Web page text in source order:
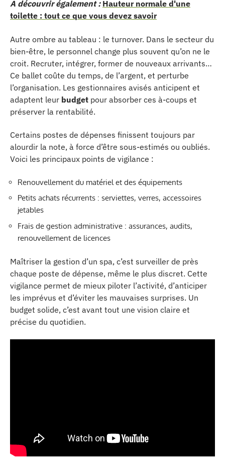
A découvrir également : Hauteur normale d'une
toilette : tout ce que vous devez savoir
Autre ombre au tableau : le turnover. Dans le secteur du
bien-être, le personnel change plus souvent qu’on ne le
croit. Recruter, intégrer, former de nouveaux arrivants…
Ce ballet coûte du temps, de l’argent, et perturbe
l’organisation. Les gestionnaires avisés anticipent et
adaptent leur budget pour absorber ces à-coups et
préserver la rentabilité.
Certains postes de dépenses finissent toujours par
alourdir la note, à force d’être sous-estimés ou oubliés.
Voici les principaux points de vigilance :
Renouvellement du matériel et des équipements
Petits achats récurrents : serviettes, verres, accessoires
jetables
Frais de gestion administrative : assurances, audits,
renouvellement de licences
Maîtriser la gestion d’un spa, c’est surveiller de près
chaque poste de dépense, même le plus discret. Cette
vigilance permet de mieux piloter l’activité, d’anticiper
les imprévus et d’éviter les mauvaises surprises. Un
budget solide, c’est avant tout une vision claire et
précise du quotidien.